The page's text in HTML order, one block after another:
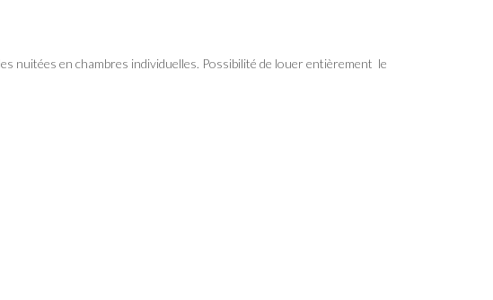
nuitées en chambres individuelles. Possibilité de louer entièrement le